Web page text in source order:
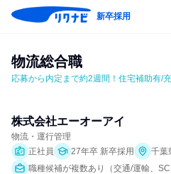
新卒採用
物流総合職
応募から内定まで約2週間！住宅補助有/
株式会社エーオーアイ
物流・運行管理
正社員
27年卒 新卒採用
千葉
職種候補が複数あり（交通/運輸、